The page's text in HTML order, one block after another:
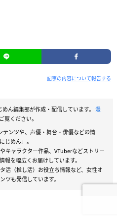
記事の内容について報告する
めん編集部が作成・配信しています。 漫
覧ください。
ンツや、声優・舞台・俳優などの情
じめん」。
キャラクター作品、VTuberなどストリー
報を幅広くお届けしています。
活（推し活）お役立ち情報など、女性オ
ツも発信しています。